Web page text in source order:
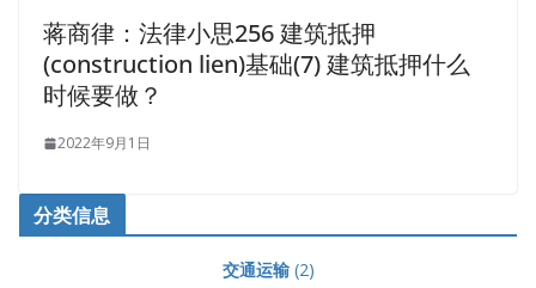
蒋商律：法律小思256 建筑抵押
(construction lien)基础(7) 建筑抵押什么
时候要做？
2022年9月1日
分类信息
交通运输(2)